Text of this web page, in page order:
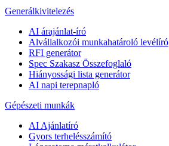
Generálkivitelezés
AI árajánlat-író
Alvállalkozói munkahatároló levélíró
RFI generátor
Spec Szakasz Összefoglaló
Hiányossági lista generátor
AI napi terepnapló
Gépészeti munkák
AI Ajánlatíró
Gyors terhelésszámító